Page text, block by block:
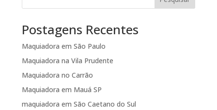
Postagens Recentes
Maquiadora em São Paulo
Maquiadora na Vila Prudente
Maquiadora no Carrão
Maquiadora em Mauá SP
maquiadora em São Caetano do Sul